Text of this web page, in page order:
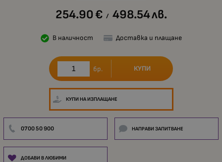
254.90 € / 498.54лв.
В наличност Доставка и плащане
бр. КУПИ
КУПИ НА ИЗПЛАЩАНЕ
0700 50 900 НАПРАВИ ЗАПИТВАНЕ
ДОБАВИ В ЛЮБИМИ